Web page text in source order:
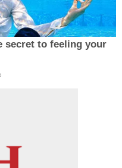
secret to feeling your